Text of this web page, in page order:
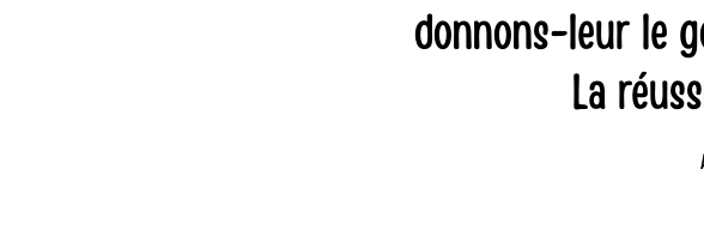
donnons-leur le
La